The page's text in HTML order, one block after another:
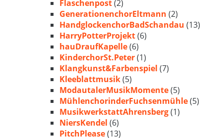
Flaschenpost(2)
GenerationenchorEltmann (2)
HandglockenchorBadSchandau (13)
HarryPotterProjekt(6)
hauDraufKapelle(6)
KinderchorSt.Peter(1)
Klangkunst&Farbenspiel (7)
Kleeblattmusik(5)
ModautalerMusikMomente(5)
MühlenchorinderFuchsenmühle(5)
MusikwerkstattAhrensberg(1)
NiersKendel (6)
PitchPlease(13)